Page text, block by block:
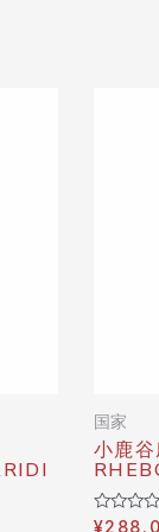
国家
小鹿
Rated
¥